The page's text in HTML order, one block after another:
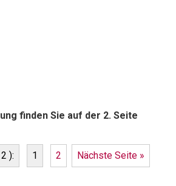
finden Sie auf der 2. Seite
): 1 2 Nächste Seite »